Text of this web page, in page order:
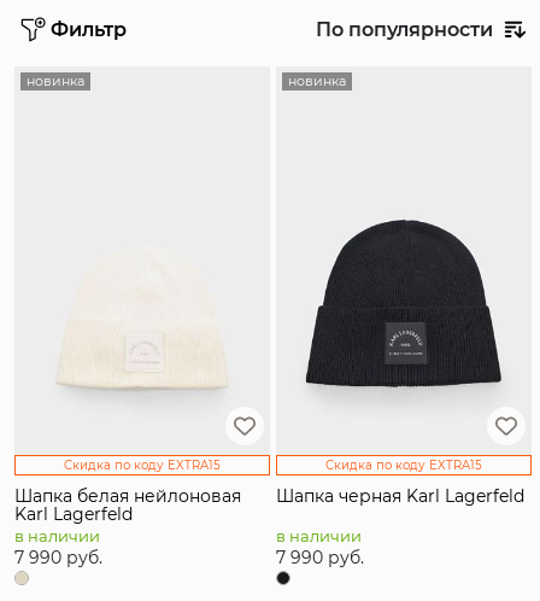
Фильтр
Цена
Страна производитель
Бренд
Размер
По популярности
новинка
Скидка по коду EXTRA15
Шапка белая нейлоновая
Karl Lagerfeld
в наличии
7 990 руб.
новинка
Скидка по коду EXTRA15
Шапка черная Karl Lagerfeld
в наличии
7 990 руб.